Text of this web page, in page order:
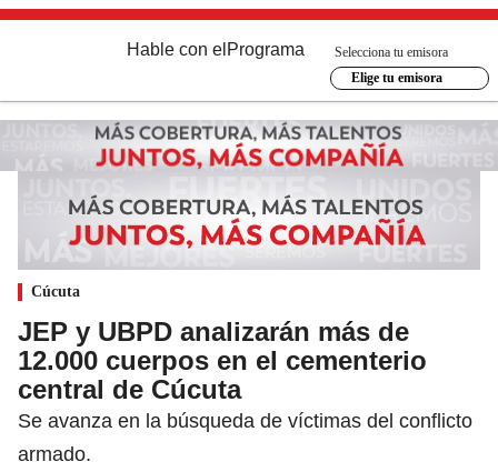
Hable con el Programa
Selecciona tu emisora
Elige tu emisora
Cúcuta
JEP y UBPD analizarán más de
12.000 cuerpos en el cementerio
central de Cúcuta
Se avanza en la búsqueda de víctimas del conflicto
armado.